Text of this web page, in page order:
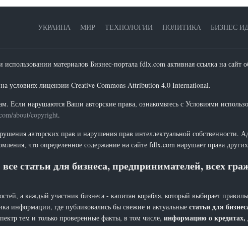
УКРАИНА МИР ТЕХНОЛОГИИ ПОЛИТИКА БИЗНЕС
использовании материалов Бизнес-портала fdlx.com активная ссылка на сайт
условиях лицензии Creative Commons Attribution 4.0 International.
Если нарушаются Ваши авторские права, ознакомьтесь с Условиями
about/copyright.
авторских прав и нарушения прав интеллектуальной собственности.
что определенное содержание на сайте fdlx.com нарушает права
статьи для бизнеса, предпринимателей, всех
а каждый участник бизнеса - капитан корабля, который выбирает
информации, где публиковались бы свежие и актуальные статьи для
тем и только проверенные факты, в том числе, информацию о кредитах,